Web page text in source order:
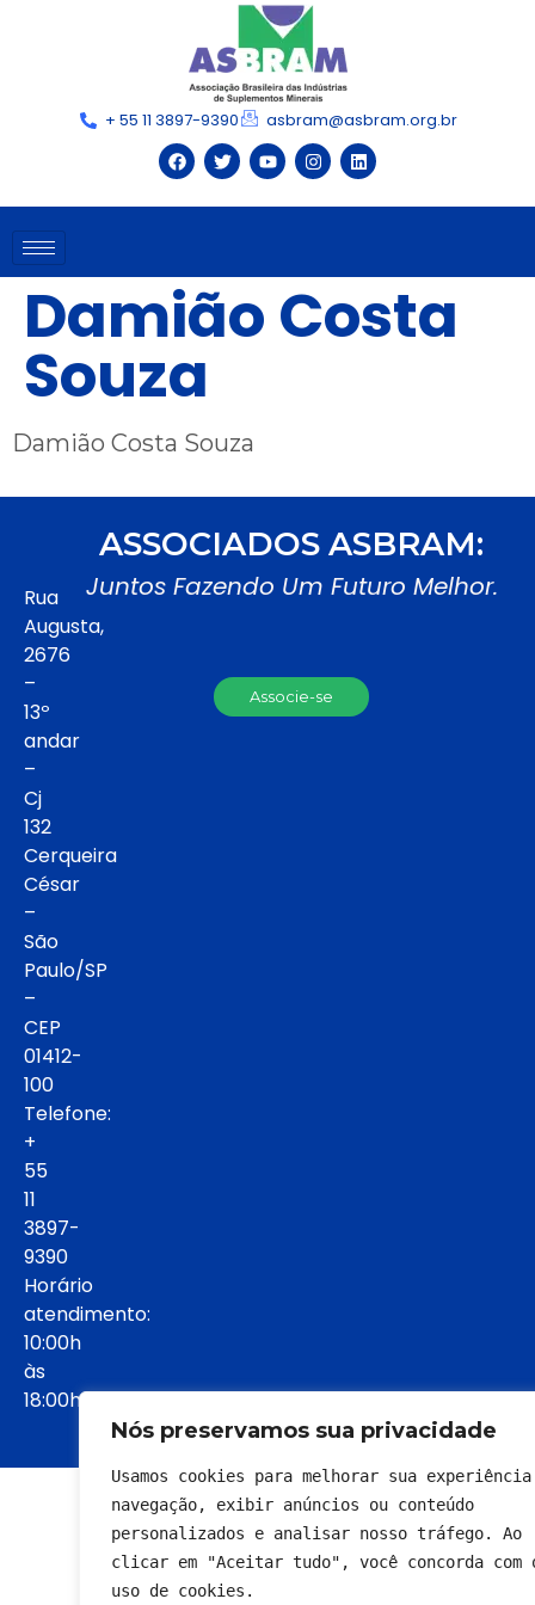
Nós preservamos sua privacidade
Usamos cookies para melhorar sua
navegação, exibir anúncios ou conteúdo
personalizados e analisar nosso tráfego. Ao
clicar em "Aceitar tudo", você concorda com
uso de cookies.
+ 55 11 3897-9390 asbram@asbram.org.br
Damião Costa
Souza
Damião Costa Souza
Rua
Augusta,
2676
–
13º
andar
–
Cj
132
Cerqueira
César
–
São
Paulo/SP
–
CEP
01412-
100
Telefone:
+
55
11
3897-
9390
Horário
atendimento:
10:00h
às
18:00h:
ASSOCIADOS ASBRAM:
Juntos Fazendo Um Futuro Melhor.
Associe-se
© 2022 - Todos os direitos reservados